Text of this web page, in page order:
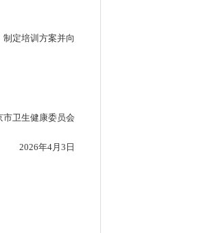
定培训方案并向
市卫生健康委员会
2026年4月3日